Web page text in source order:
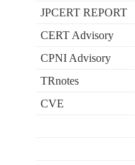
JPCERT REPORT
CERT Advisory
CPNI Advisory
TRnotes
CVE